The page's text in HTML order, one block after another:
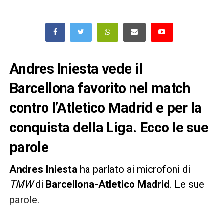
Andres Iniesta vede il
Barcellona favorito nel match
contro l’Atletico Madrid e per la
conquista della Liga. Ecco le sue
parole
Andres Iniesta ha parlato ai microfoni di
TMWdi Barcellona-Atletico Madrid. Le sue
parole.